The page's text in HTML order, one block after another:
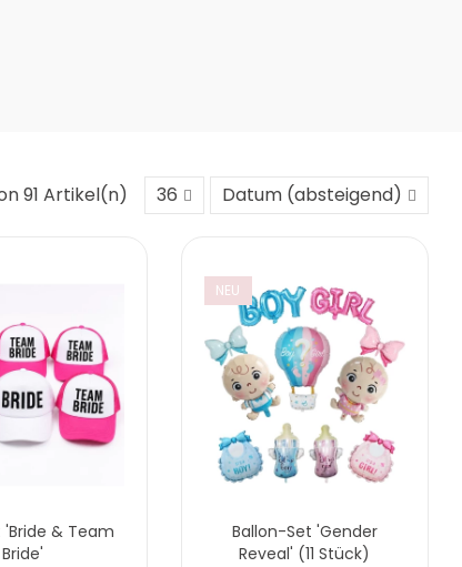
91 Artikel(n) 36 Datum (absteigend)
'Bride & Team
Bride'
NEU
Ballon-Set 'Gender
Reveal' (11 Stück)